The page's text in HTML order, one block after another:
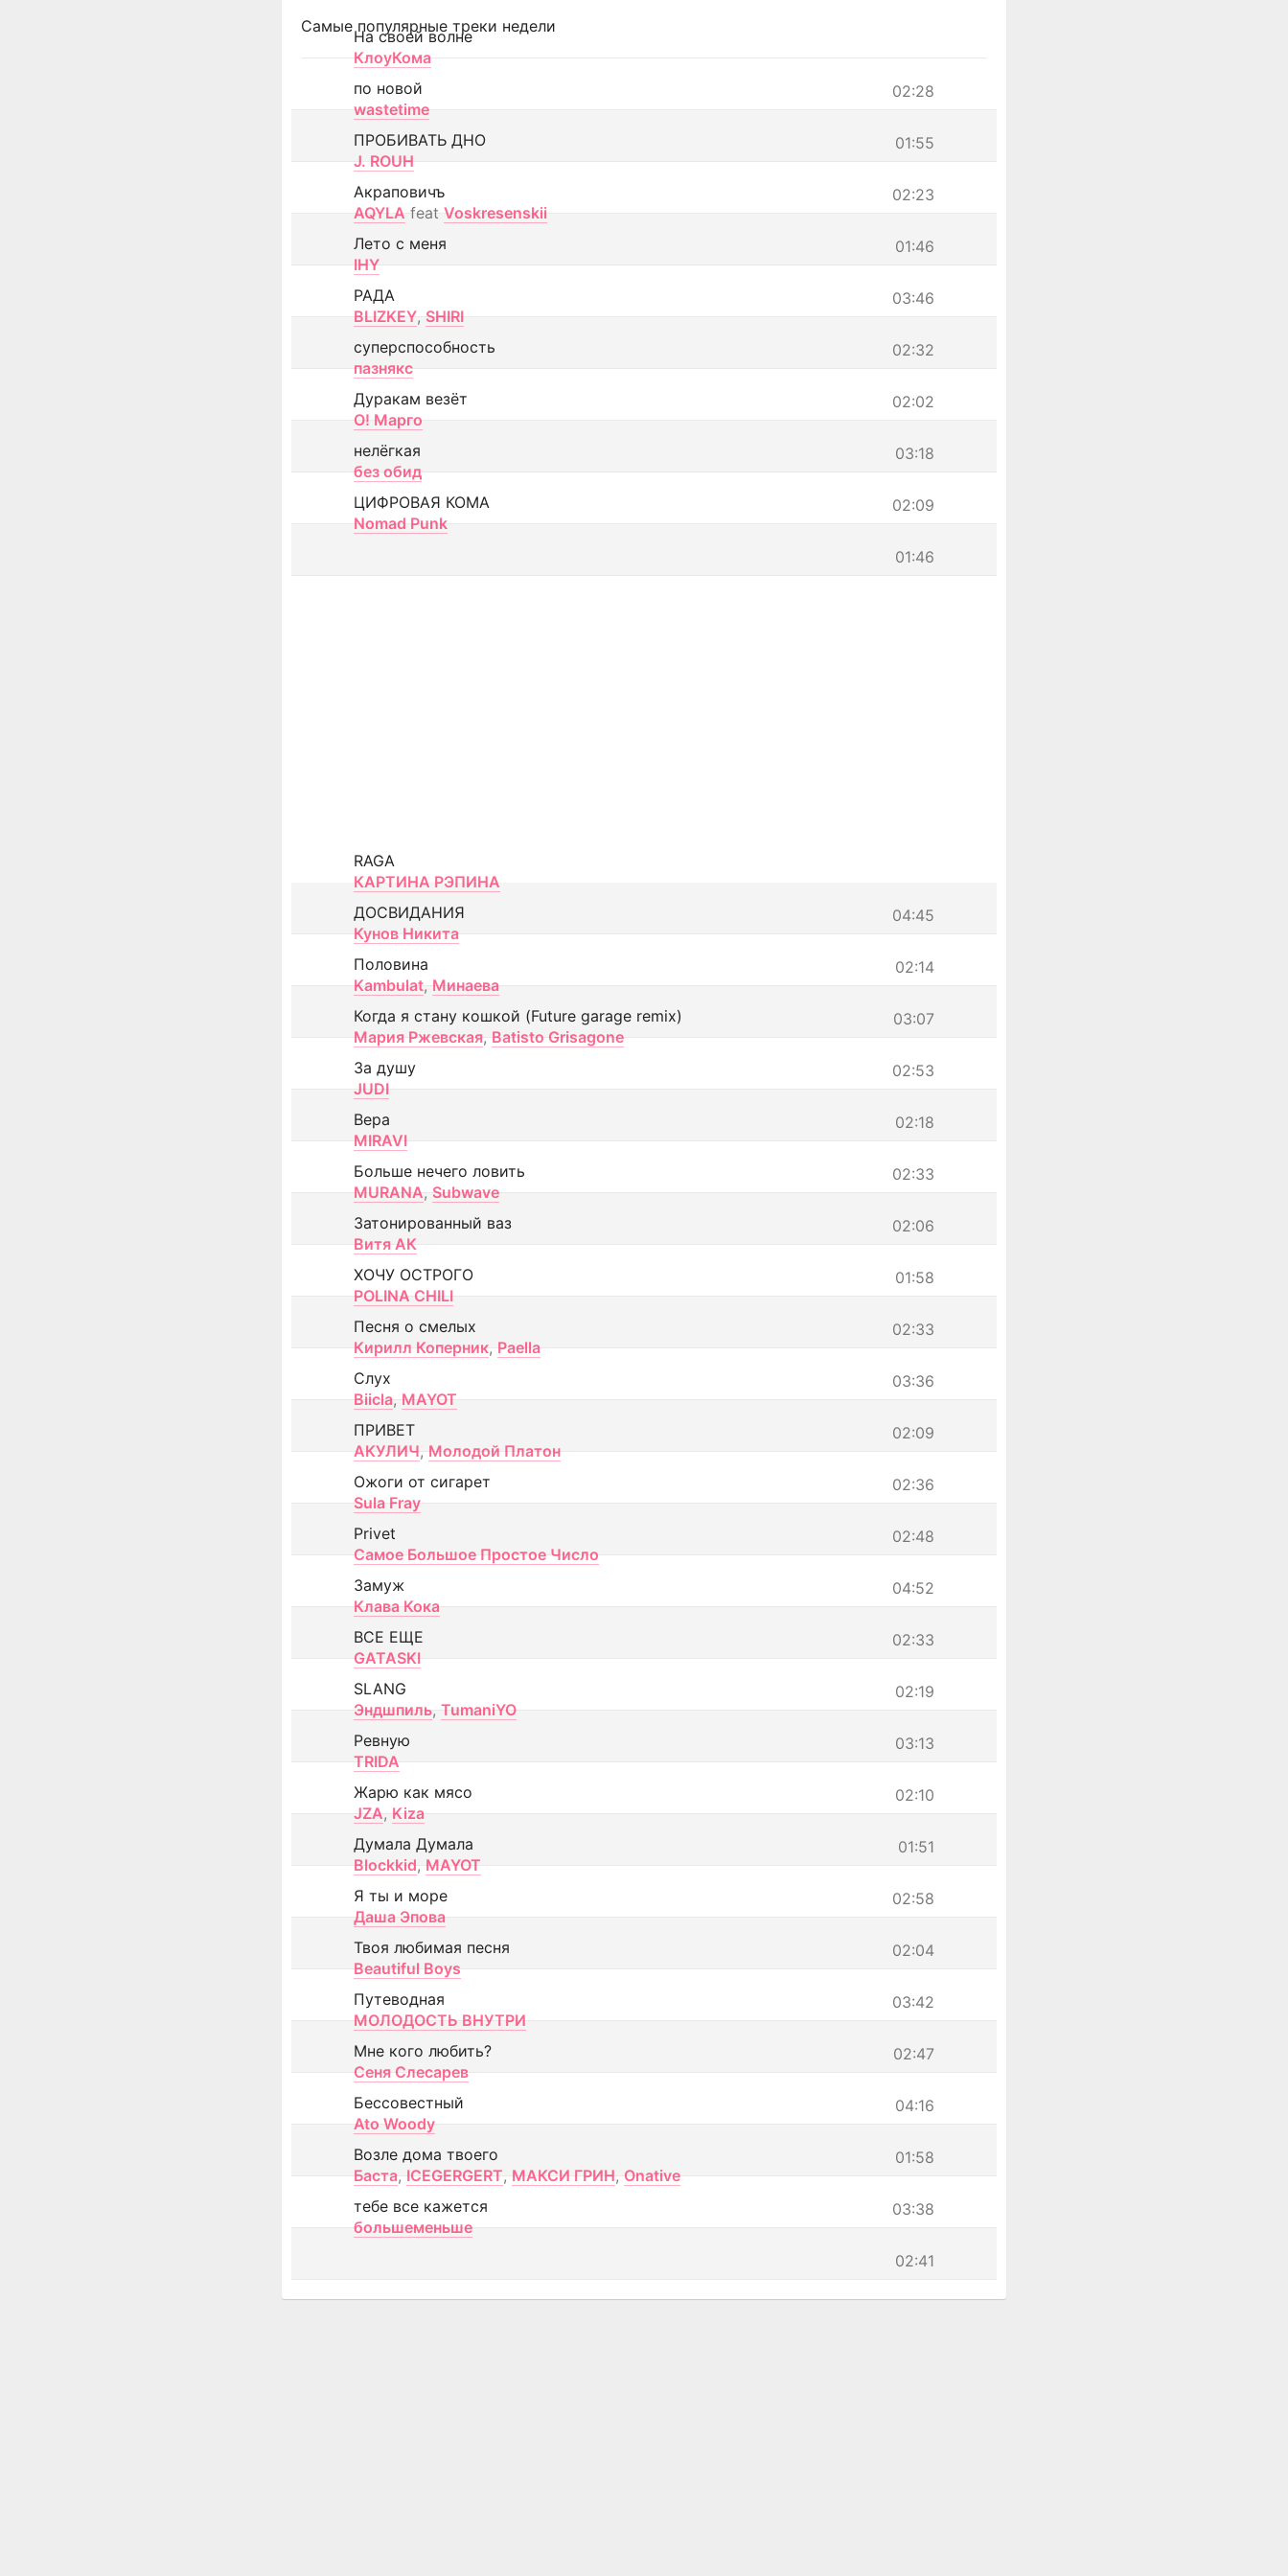
Самые популярные треки недели
На своей волне
КлоуКома
02:28
по новой
wastetime
01:55
ПРОБИВАТЬ ДНО
J. ROUH
02:23
Акраповичъ
AQYLA feat Voskresenskii
01:46
Лето с меня
IHY
03:46
РАДА
BLIZKEY, SHIRI
02:32
суперспособность
пазнякс
02:02
Дуракам везёт
О! Марго
03:18
нелёгкая
без обид
02:09
ЦИФРОВАЯ КОМА
Nomad Punk
01:46
RAGA
КАРТИНА РЭПИНА
04:45
ДОСВИДАНИЯ
Кунов Никита
02:14
Половина
Kambulat, Минаева
03:07
Когда я стану кошкой (Future garage remix)
Мария Ржевская, Batisto Grisagone
02:53
За душу
JUDI
02:18
Вера
MIRAVI
02:33
Больше нечего ловить
MURANA, Subwave
02:06
Затонированный ваз
Витя АК
01:58
ХОЧУ ОСТРОГО
POLINA CHILI
02:33
Песня о смелых
Кирилл Коперник, Paella
03:36
Слух
Biicla, MAYOT
02:09
ПРИВЕТ
АКУЛИЧ, Молодой Платон
02:36
Ожоги от сигарет
Sula Fray
02:48
Privet
Самое Большое Простое Число
04:52
Замуж
Клава Кока
02:33
ВСЕ ЕЩЕ
GATASKI
02:19
SLANG
Эндшпиль, TumaniYO
03:13
Ревную
TRIDA
02:10
Жарю как мясо
JZA, Kiza
01:51
Думала Думала
Blockkid, MAYOT
02:58
Я ты и море
Даша Эпова
02:04
Твоя любимая песня
Beautiful Boys
03:42
Путеводная
МОЛОДОСТЬ ВНУТРИ
02:47
Мне кого любить?
Сеня Слесарев
04:16
Бессовестный
Ato Woody
01:58
Возле дома твоего
Баста, ICEGERGERT, МАКСИ ГРИН, Onative
03:38
тебе все кажется
большеменьше
02:41